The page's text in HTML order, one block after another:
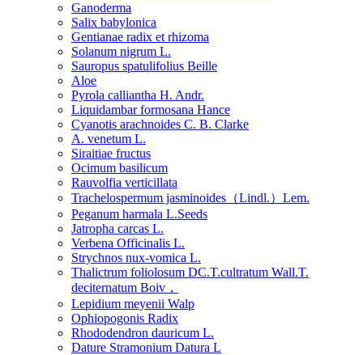
Ganoderma
Salix babylonica
Gentianae radix et rhizoma
Solanum nigrum L.
Sauropus spatulifolius Beille
Aloe
Pyrola calliantha H. Andr.
Liquidambar formosana Hance
Cyanotis arachnoides C. B. Clarke
A. venetum L.
Siraitiae fructus
Ocimum basilicum
Rauvolfia verticillata
Trachelospermum jasminoides（Lindl.）Lem.
Peganum harmala L.Seeds
Jatropha carcas L.
Verbena Officinalis L.
Strychnos nux-vomica L.
Thalictrum foliolosum DC.T.cultratum Wall.T.
deciternatum Boiv，
Lepidium meyenii Walp
Ophiopogonis Radix
Rhododendron dauricum L.
Dature Stramonium Datura L